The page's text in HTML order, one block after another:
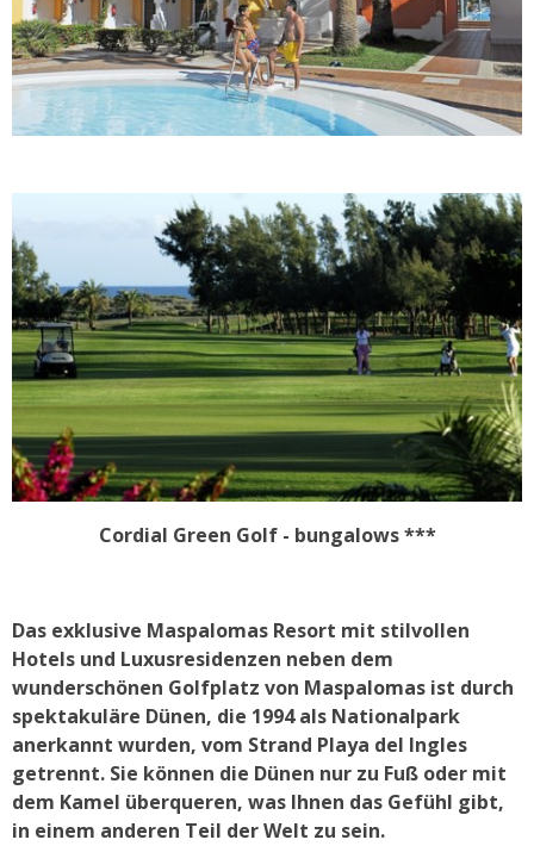
Cordial Green Golf - bungalows ***
Das exklusive Maspalomas Resort mit stilvollen
Hotels und Luxusresidenzen neben dem
wunderschönen Golfplatz von Maspalomas ist durch
spektakuläre Dünen, die 1994 als Nationalpark
anerkannt wurden, vom Strand Playa del Ingles
getrennt. Sie können die Dünen nur zu Fuß oder mit
dem Kamel überqueren, was Ihnen das Gefühl gibt,
in einem anderen Teil der Welt zu sein.